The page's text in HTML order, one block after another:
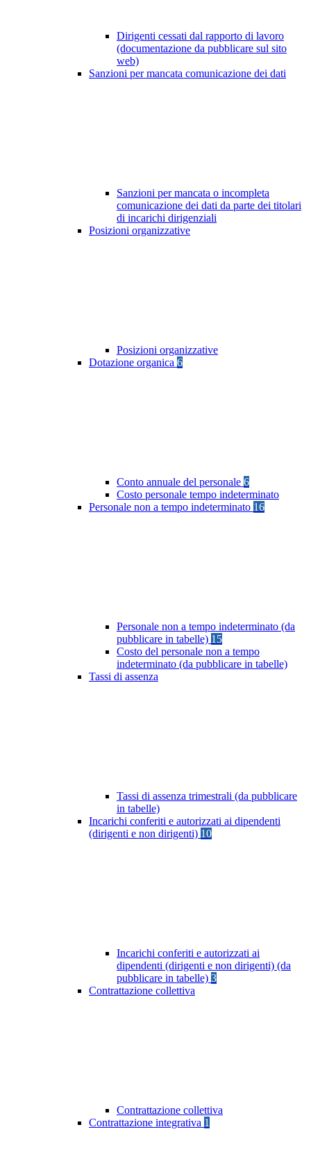
Dirigenti cessati dal rapporto di lavoro
(documentazione da pubblicare sul sito
web)
Sanzioni per mancata comunicazione dei dati
Sanzioni per mancata o incompleta
comunicazione dei dati da parte dei titolari
di incarichi dirigenziali
Posizioni organizzative
Posizioni organizzative
Dotazione organica 6
Conto annuale del personale 6
Costo personale tempo indeterminato
Personale non a tempo indeterminato 16
Personale non a tempo indeterminato (da
pubblicare in tabelle) 15
Costo del personale non a tempo
indeterminato (da pubblicare in tabelle)
Tassi di assenza
Tassi di assenza trimestrali (da pubblicare
in tabelle)
Incarichi conferiti e autorizzati ai dipendenti
(dirigenti e non dirigenti) 10
Incarichi conferiti e autorizzati ai
dipendenti (dirigenti e non dirigenti) (da
pubblicare in tabelle) 3
Contrattazione collettiva
Contrattazione collettiva
Contrattazione integrativa 1